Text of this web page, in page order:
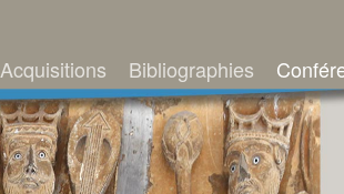
Acquisitions Bibliographies